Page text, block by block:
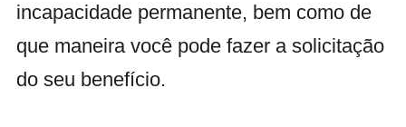
incapacidade permanente, bem como de
que maneira você pode fazer a solicitação
do seu benefício.